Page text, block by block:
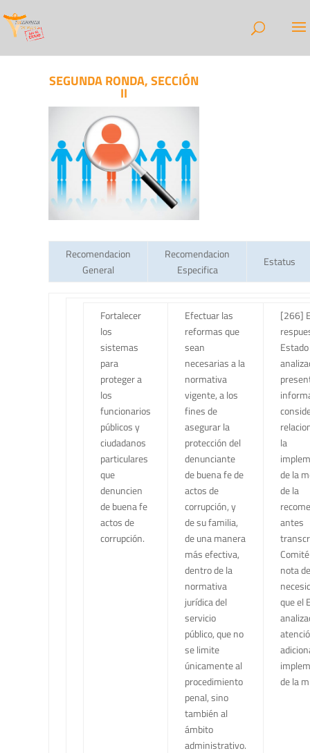
SEGUNDA RONDA, SECCIÓN
II
Recomendacion
General
Recomendacion
Especifica
Estatus
Fortalecer
los
sistemas
para
proteger a
los
funcionarios
públicos y
ciudadanos
particulares
que
denuncien
de buena fe
actos de
corrupción.
Efectuar las
reformas que
sean
necesarias a la
normativa
vigente, a los
fines de
asegurar la
protección del
denunciante
de buena fe de
actos de
corrupción, y
de su familia,
de una manera
más efectiva,
dentro de la
normativa
jurídica del
servicio
público, que no
se limite
únicamente al
procedimiento
penal, sino
también al
ámbito
administrativo.
[266]
Estado
la
de la
de la
antes
nota
que el
de la